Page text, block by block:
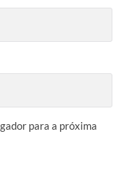
para a próxima